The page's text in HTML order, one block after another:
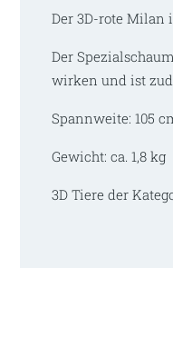
Der 3D-rote Milan
Der
wirken und ist
Spannweite: 105
Gewicht: ca. 1,8 kg
3D Tiere der